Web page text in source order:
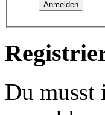
Du musst